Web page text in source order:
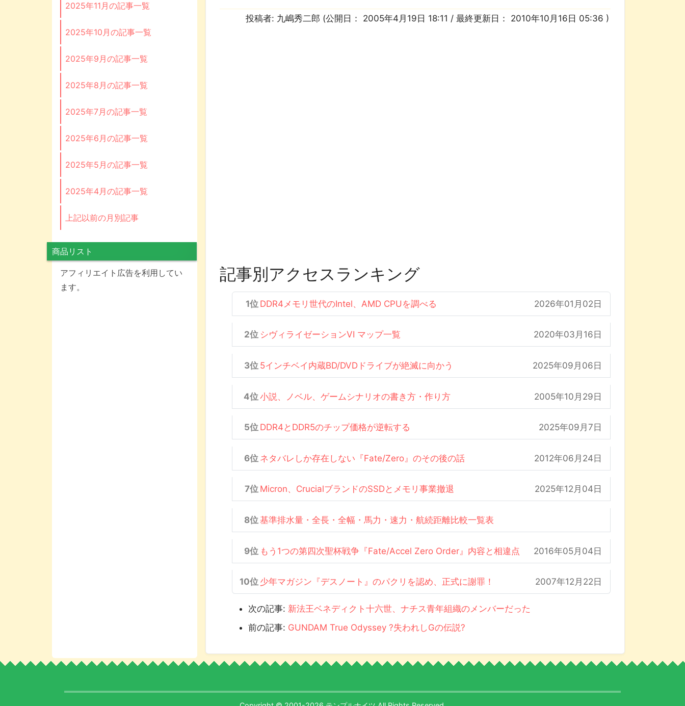
投稿者: 九嶋秀二郎 (公開日： 2005年4月19日 18:11 / 最終更新日： 2010年10月16日 05:36 )
記事別アクセスランキング
DDR4メモリ世代のIntel、AMD CPUを調べる 2026年01月02日
シヴィライゼーションVI マップ一覧 2020年03月16日
5インチベイ内蔵BD/DVDドライブが絶滅に向かう 2025年09月06日
小説、ノベル、ゲームシナリオの書き方・作り方 2005年10月29日
DDR4とDDR5のチップ価格が逆転する 2025年09月7日
ネタバレしか存在しない『Fate/Zero』のその後の話 2012年06月24日
Micron、CrucialブランドのSSDとメモリ事業撤退 2025年12月04日
基準排水量・全長・全幅・馬力・速力・航続距離比較一覧表
もう1つの第四次聖杯戦争『Fate/Accel Zero Order』内容と相違点 2016年05月04日
少年マガジン『デスノート』のパクリを認め、正式に謝罪！ 2007年12月22日
次の記事: 新法王ベネディクト十六世、ナチス青年組織のメンバーだった
前の記事: GUNDAM True Odyssey ?失われしGの伝説?
2025年11月の記事一覧
2025年10月の記事一覧
2025年9月の記事一覧
2025年8月の記事一覧
2025年7月の記事一覧
2025年6月の記事一覧
2025年5月の記事一覧
2025年4月の記事一覧
上記以前の月別記事
商品リスト
アフィリエイト広告を利用してい
ます。